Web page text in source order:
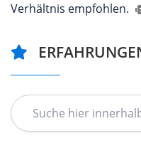
Verhältnis empfohlen.